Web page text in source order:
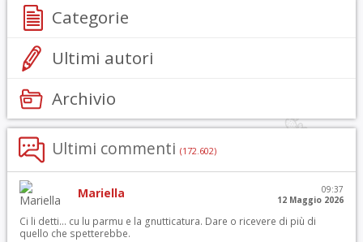
Categorie
Ultimi autori
Archivio
Ultimi commenti (172.602)
Mariella
09:37
12 Maggio 2026
Ci li detti… cu lu parmu e la gnutticatura. Dare o ricevere di più di
quello che spetterebbe.